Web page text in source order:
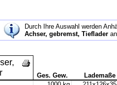
Durch Ihre Auswahl werden
Achser, gebremst, Tieflader
Ges. Gew.
Lademaße